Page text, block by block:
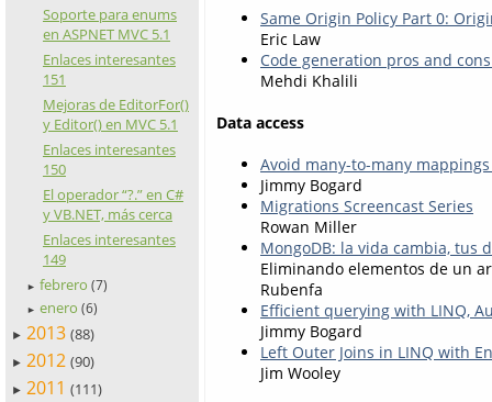
Soporte para enums
en ASPNET MVC 5.1
Enlaces interesantes
151
Mejoras de EditorFor()
y Editor() en MVC 5.1
Enlaces interesantes
150
El operador “?.” en C#
y VB.NET, más cerca
Enlaces interesantes
149
► febrero (7)
► enero (6)
► 2013 (88)
► 2012 (90)
► 2011 (111)
Same Origin Policy Part 0:
Eric Law
Code generation pros and
Mehdi Khalili
Data access
Avoid many-to-many
Jimmy Bogard
Migrations Screencast Series
Rowan Miller
MongoDB: la vida cambia, tus
Eliminando elementos de un
Rubenfa
Efficient querying with LINQ,
Jimmy Bogard
Left Outer Joins in LINQ with
Jim Wooley